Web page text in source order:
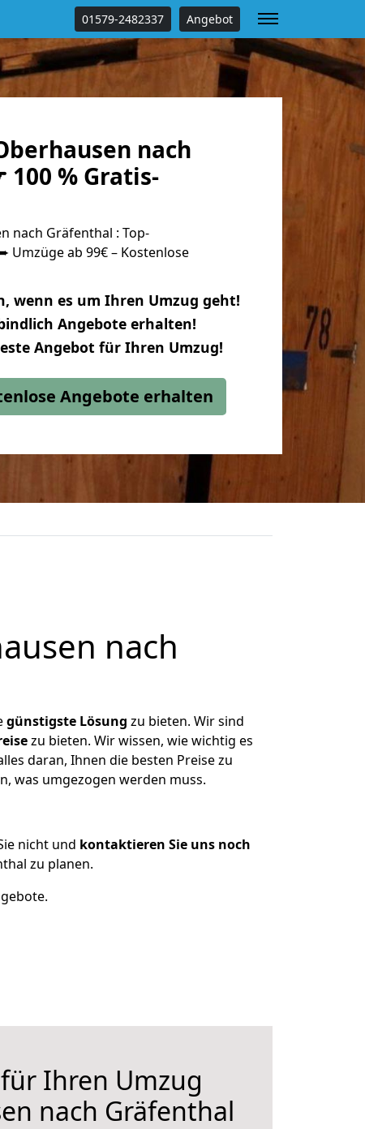
01579-2482337 Angebot
nach
% Gratis-
nach Gräfenthal : Top-
Umzüge ab 99€ – Kostenlose
wenn es um Ihren Umzug geht!
Angebote erhalten!
Angebot für Ihren Umzug!
Angebote erhalten
nach
günstigste Lösung zu bieten. Wir sind
zu bieten. Wir wissen, wie wichtig es
daran, Ihnen die besten Preise zu
was umgezogen werden muss.
nicht und kontaktieren Sie uns noch
zu planen.
Ihren Umzug
nach Gräfenthal